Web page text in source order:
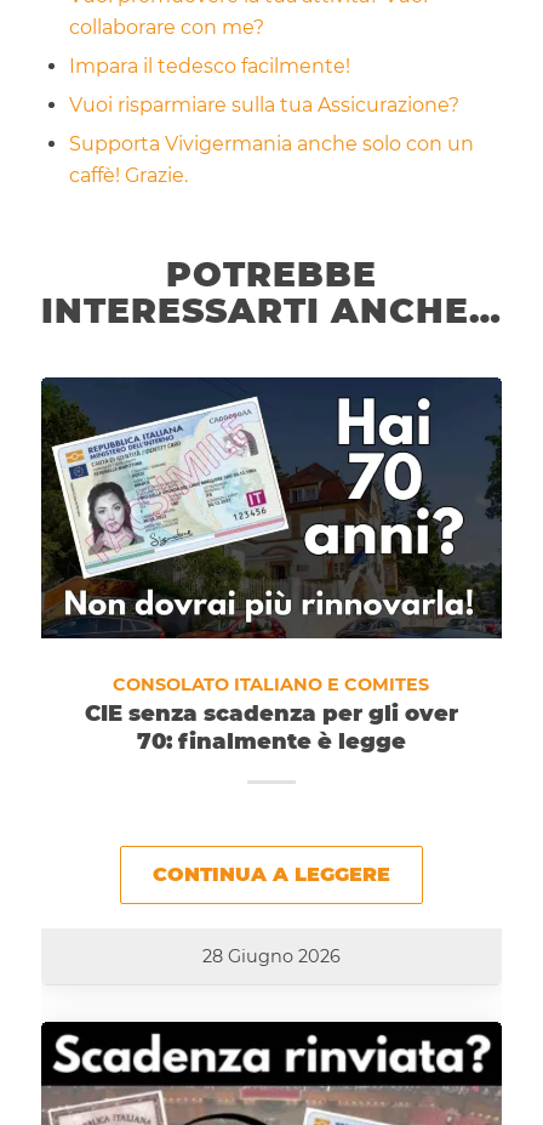
collaborare con me?
Impara il tedesco facilmente!
Vuoi risparmiare sulla tua Assicurazione?
Supporta Vivigermania anche solo con un
caffè! Grazie.
POTREBBE
INTERESSARTI ANCHE…
CONSOLATO ITALIANO E COMITES
CIE senza scadenza per gli over
70: finalmente è legge
CONTINUA A LEGGERE
28 Giugno 2026